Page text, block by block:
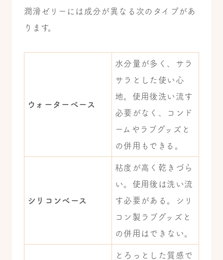
潤滑ゼリーには成分が異なる次のタイプがあ
ります。
ウォーターベース
水分量が多く、サラ
サラとした使い心
地。使用後洗い流す
必要がなく、コンド
ームやラブグッズと
の併用もできる。
シリコンベース
粘度が高く乾きづら
い。使用後は洗い流
す必要がある。シリ
コン製ラブグッズと
の併用はできない。
とろっとした質感で